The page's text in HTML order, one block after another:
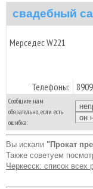
свадебный
Мерседес W221
Телефоны:
Сообщите нам
обязательно, если есть
ошибка:
Вы искали "Прокат
Также советуем
Черкесск: список всех